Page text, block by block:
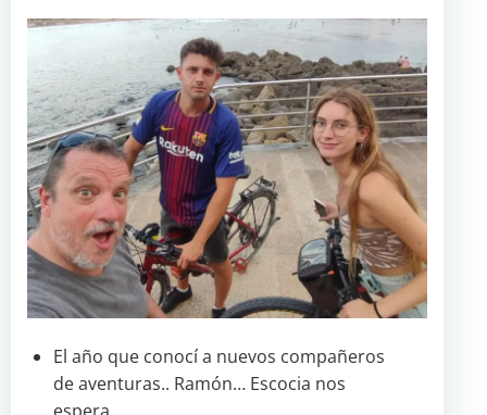
El año que conocí a nuevos compañeros
de aventuras.. Ramón… Escocia nos
espera.